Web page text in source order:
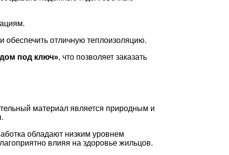
отличную теплоизоляцию.
под ключ», что позволяет заказать
материал является природным и
обладают низким уровнем
влияя на здоровье жильцов.